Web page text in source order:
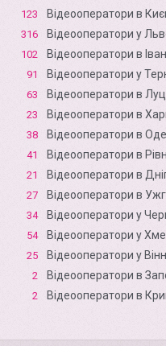
123 Відеооператори в
316 Відеооператори у
102 Відеооператори в
91 Відеооператори у
63 Відеооператори в
23 Відеооператори в
38 Відеооператори в
41 Відеооператори в
21 Відеооператори в
27 Відеооператори в
34 Відеооператори у
54 Відеооператори у
25 Відеооператори у
2 Відеооператори в
2 Відеооператори в